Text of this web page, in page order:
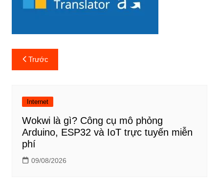
Điều
hướng
viết
Trước
Internet
Wokwi là gì? Công cụ mô phỏng
Arduino, ESP32 và IoT trực tuyến miễn
phí
09/08/2026